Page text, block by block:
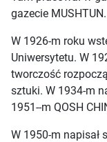
gazecie MUSHTUN.
W 1926-m roku
Uniwersytetu. W
tworczość
sztuki. W 1934-m
1951--m QOSH
W 1950-m napisał